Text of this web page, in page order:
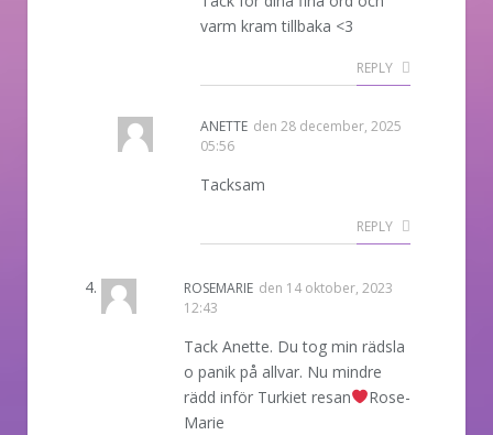
varm kram tillbaka <3
REPLY
ANETTE den 28 december, 2025
05:56
Tacksam
REPLY
ROSEMARIE den 14 oktober, 2023
12:43
Tack Anette. Du tog min rädsla
o panik på allvar. Nu mindre
rädd inför Turkiet resan
Rose-
Marie